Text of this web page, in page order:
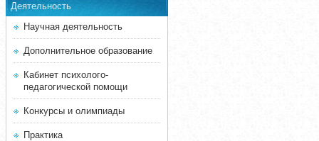
Деятельность
Научная деятельность
Дополнительное образование
Кабинет психолого-
педагогической помощи
Конкурсы и олимпиады
Практика